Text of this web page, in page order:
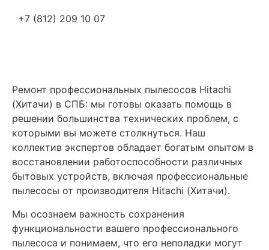
+7 (812) 209 10 07
Ремонт профессиональных пылесосов Hitachi
(Хитачи) в СПБ: мы готовы оказать помощь в
решении большинства технических проблем, с
которыми вы можете столкнуться. Наш
коллектив экспертов обладает богатым опытом в
восстановлении работоспособности различных
бытовых устройств, включая профессиональные
пылесосы от производителя Hitachi (Хитачи).
Мы осознаем важность сохранения
функциональности вашего профессионального
пылесоса и понимаем, что его неполадки могут